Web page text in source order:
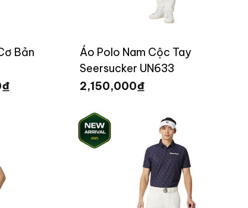
Bản
₫
Áo Polo Nam Cộc Tay
Seersucker UN633
2,150,000₫